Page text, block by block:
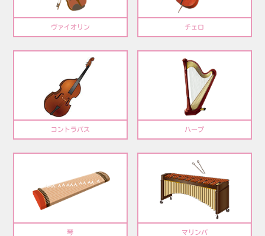
ヴァイオリン チェロ
コントラバス ハープ
琴 マリンバ